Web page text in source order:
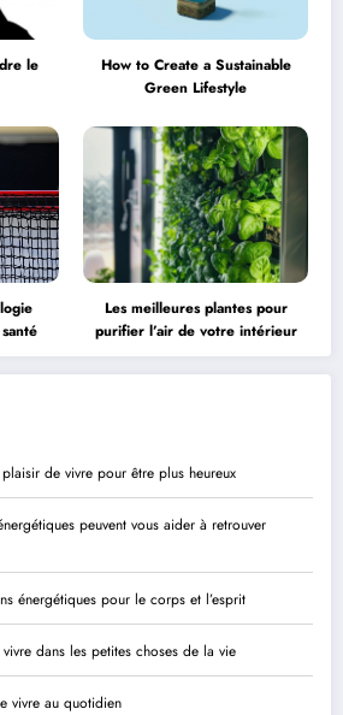
le
How to Create a Sustainable
Green Lifestyle
Les meilleures plantes pour
purifier l’air de votre intérieur
de vivre pour être plus heureux
peuvent vous aider à retrouver
énergétiques pour le corps et l’esprit
dans les petites choses de la vie
vivre au quotidien